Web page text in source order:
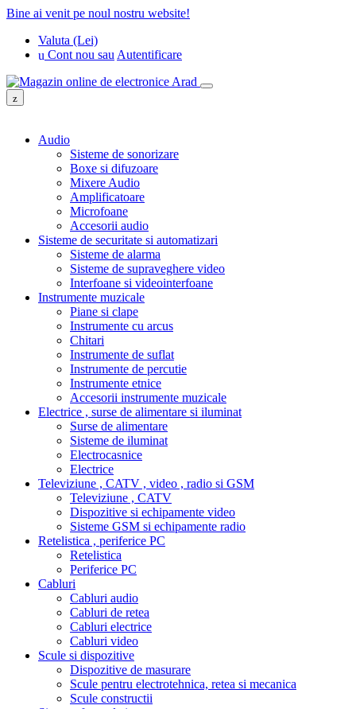
Bine ai venit pe noul nostru website!
Valuta (Lei)
Cont nou sau Autentificare
Audio
Sisteme de sonorizare
Boxe si difuzoare
Mixere Audio
Amplificatoare
Microfoane
Accesorii audio
Sisteme de securitate si automatizari
Sisteme de alarma
Sisteme de supraveghere video
Interfoane si videointerfoane
Instrumente muzicale
Piane si clape
Instrumente cu arcus
Chitari
Instrumente de suflat
Instrumente de percutie
Instrumente etnice
Accesorii instrumente muzicale
Electrice , surse de alimentare si iluminat
Surse de alimentare
Sisteme de iluminat
Electrocasnice
Electrice
Televiziune , CATV , video , radio si GSM
Televiziune , CATV
Dispozitive si echipamente video
Sisteme GSM si echipamente radio
Retelistica , periferice PC
Retelistica
Periferice PC
Cabluri
Cabluri audio
Cabluri de retea
Cabluri electrice
Cabluri video
Scule si dispozitive
Dispozitive de masurare
Scule pentru electrotehnica, retea si mecanica
Scule constructii